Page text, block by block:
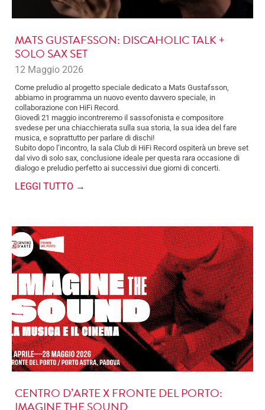
MATS GUSTAFSSON: DISCAHOLIC TALK +
SOLO SAX SET
12 Maggio 2026
Come preludio al progetto speciale dedicato a Mats Gustafsson,
abbiamo in programma un nuovo evento davvero speciale, in
collaborazione con HiFi Record.
Giovedì 21 maggio incontreremo il sassofonista e compositore
svedese per una chiacchierata sulla sua storia, la sua idea del fare
musica, e soprattutto per parlare di dischi!
Subito dopo l’incontro, la sala Club di HiFi Record ospiterà un breve set
dal vivo di solo sax, conclusione ideale per questa rara occasione di
dialogo e preludio perfetto ai successivi due giorni di concerti.
LEGGI TUTTO →
CENTRO D’ARTE X FRONTE DEL PORTO:
IMAGINE THE SOUND